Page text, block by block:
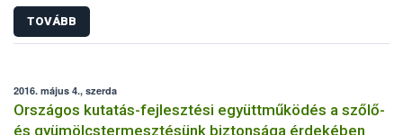
TOVÁBB
2016. május 4., szerda
Országos kutatás-fejlesztési együttműködés a szőlő-
és gyümölcstermesztésünk biztonsága érdekében